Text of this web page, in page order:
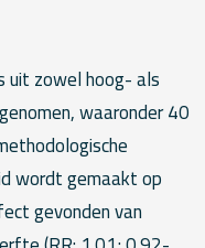
uit zowel hoog- als
waaronder 40
wordt gemaakt op
gevonden van